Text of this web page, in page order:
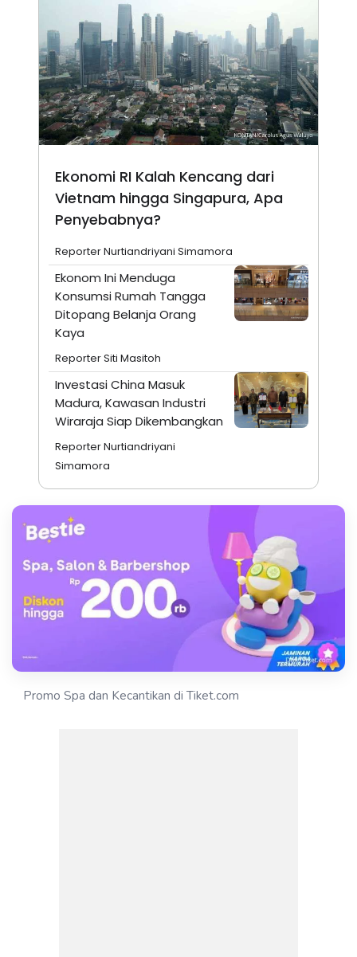
Ekonomi RI Kalah Kencang dari
Vietnam hingga Singapura, Apa
Penyebabnya?
Reporter Nurtiandriyani Simamora
Ekonom Ini Menduga
Konsumsi Rumah Tangga
Ditopang Belanja Orang
Kaya
Reporter Siti Masitoh
Investasi China Masuk
Madura, Kawasan Industri
Wiraraja Siap Dikembangkan
Reporter Nurtiandriyani
Simamora
Promo Spa dan Kecantikan di Tiket.com